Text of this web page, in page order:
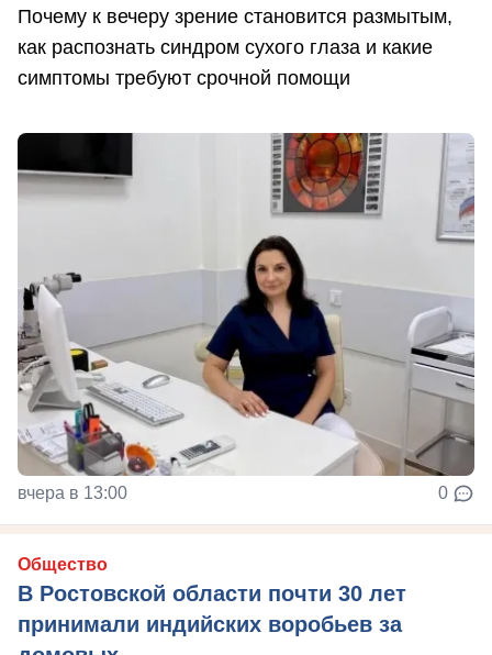
Почему к вечеру зрение становится размытым,
как распознать синдром сухого глаза и какие
симптомы требуют срочной помощи
вчера в 13:00 0
Общество
В Ростовской области почти 30 лет
принимали индийских воробьев за